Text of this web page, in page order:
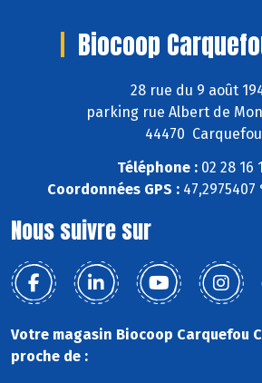
Biocoop
28 rue du 9 août
parking rue Albert de
44470 Carquefou
Téléphone :02 28 16
Coordonnées GPS : 47,2975407
Nous suivre sur
Votre magasin Biocoop Carquefou
proche de :